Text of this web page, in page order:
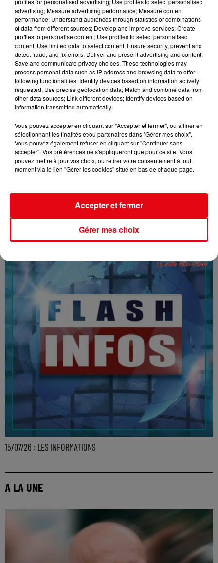
16/07/26 : LES INFORMATIONS
15/07/26 : LES INFORMATIONS
A LA UNE
profiles for personalised advertising; Use profiles to select personalised
advertising; Measure advertising performance; Measure content
performance; Understand audiences through statistics or combinations
of data from different sources; Develop and improve services; Create
profiles to personalise content; Use profiles to select personalised
content; Use limited data to select content; Ensure security, prevent and
detect fraud, and fix errors; Deliver and present advertising and content;
Save and communicate privacy choices. These technologies may
process personal data such as IP address and browsing data to offer
following functionalities: Identify devices based on information actively
requested; Use precise geolocation data; Match and combine data from
other data sources; Link different devices; Identify devices based on
information transmitted automatically.
Vous pouvez accepter en cliquant sur "Accepter et fermer", ou affiner en
sélectionnant les finalités et/ou partenaires dans "Gérer mes choix".
Vous pouvez également refuser en cliquant sur "Continuer sans
accepter". Vos préférences ne s'appliqueront que pour ce site. Vous
pouvez mettre à jour vos choix, ou retirer votre consentement à tout
moment via le lien "Gérer les cookies" situé en bas de chaque page.
Gérer mes choix
Accepter et fermer